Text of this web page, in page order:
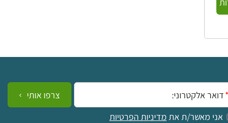
אני מאשר/ת את מדיניות הפרטיות
צרפו אותי